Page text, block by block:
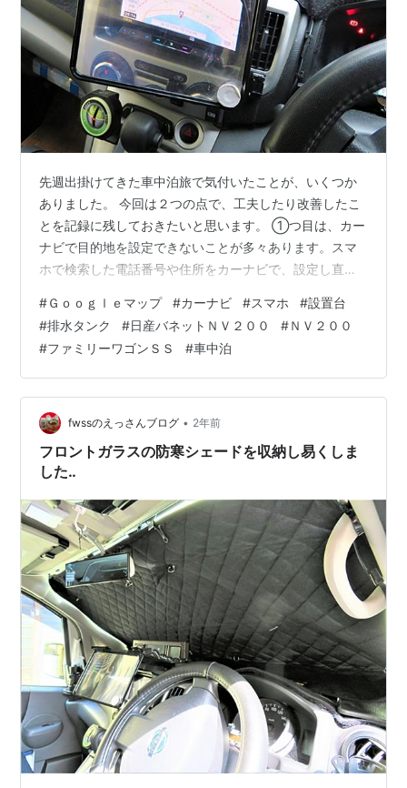
先週出掛けてきた車中泊旅で気付いたことが、いくつか
ありました。 今回は２つの点で、工夫したり改善したこ
とを記録に残しておきたいと思います。 ①つ目は、カー
ナビで目的地を設定できないことが多々あります。スマ
ホで検索した電話番号や住所をカーナビで、設定し直し
り、直接スマホでGoogleマップを活用しました。これま
で、スマホをカーナビ代わりにする際の設置場所が無か
ったので、それを作成しました。 ① スマホの設置場所
▼ カーナビ代わりに利用する際のスマホの設置台を作成
しました。丸囲み部分が、それを取り付けた様子です。
▼ カーナビ画面が小さいのと、老…
#Ｇｏｏｇｌｅマップ #カーナビ #スマホ #設置台
#排水タンク #日産バネットＮＶ２００ #ＮＶ２００
#ファミリーワゴンＳＳ #車中泊
fwssのえっさんブログ • 2年前
フロントガラスの防寒シェードを収納し易くしま
した‥